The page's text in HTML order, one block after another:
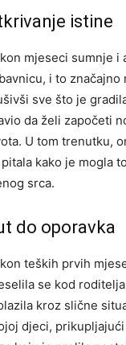
istine
mjeseci sumnje i
i to značajno
sve što je
da želi započeti
U tom trenutku,
kako je mogla
srca.
do oporavka
teških prvih
se kod
kroz slične
djeci,